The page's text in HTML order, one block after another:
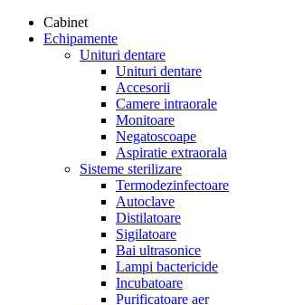
Cabinet
Echipamente
Unituri dentare
Unituri dentare
Accesorii
Camere intraorale
Monitoare
Negatoscoape
Aspiratie extraorala
Sisteme sterilizare
Termodezinfectoare
Autoclave
Distilatoare
Sigilatoare
Bai ultrasonice
Lampi bactericide
Incubatoare
Purificatoare aer